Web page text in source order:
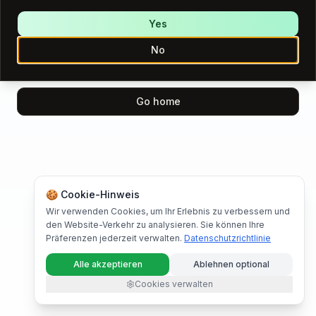
Please try again.
Try again
Go home
🍪 Cookie-Hinweis
Wir verwenden Cookies, um Ihr Erlebnis zu verbessern und
den Website-Verkehr zu analysieren. Sie können Ihre
Präferenzen jederzeit verwalten. Datenschutzrichtlinie
Alle akzeptieren
Ablehnen optional
Cookies verwalten
No
Yes